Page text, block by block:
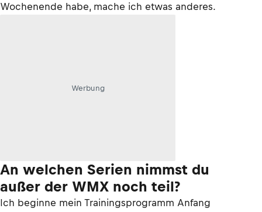
Wochenende habe, mache ich etwas anderes.
Werbung
An welchen Serien nimmst du
außer der WMX noch teil?
Ich beginne mein Trainingsprogramm Anfang